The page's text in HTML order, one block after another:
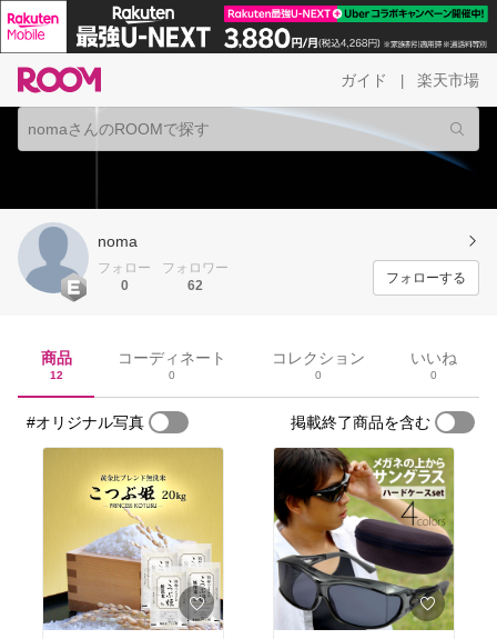
ガイド 楽天市場
noma
フォロー
0
フォロワー
62
フォローする
商品
12
コーディネート
0
コレクション
0
いいね
0
#オリジナル写真 掲載終了商品を含む